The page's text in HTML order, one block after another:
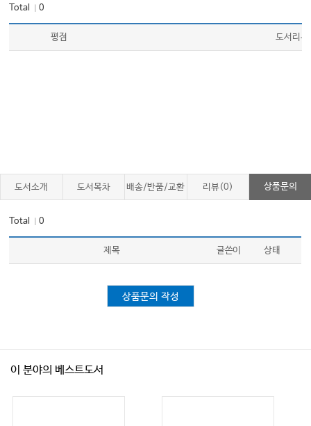
7.2 Evidence-Based Practice 85
7.3 Barriers to the Implementation of Evidence-Based Practice in the
7.4 Role of Evidence-Based Practice in Caring for Patients with Cancer
7.5 Providing Evidence-Based Care as a Clinical Nurse Specialist 87
Total ｜0
평점 도서리뷰
도서소개 도서목차 배송/반품/교환 리뷰(0) 상품문의
Total ｜0
제목 글쓴이 상태
상품문의 작성
이 분야의 베스트도서